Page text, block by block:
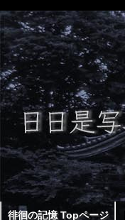
徘徊の記憶 Topページ